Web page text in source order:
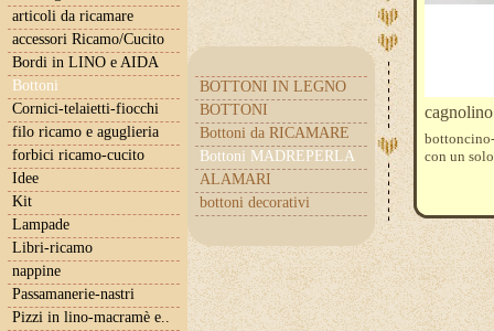
articoli da ricamare
accessori Ricamo/Cucito
Bordi in LINO e AIDA
Bottoni
BOTTONI IN LEGNO
BOTTONI
Bottoni da RICAMARE
Bottoni MADREPERLA
ALAMARI
bottoni decorativi
Cornici-telaietti-fiocchi
filo ricamo e aguglieria
forbici ricamo-cucito
Idee
Kit
Lampade
Libri-ricamo
nappine
Passamanerie-nastri
Pizzi in lino-macramè e..
con un